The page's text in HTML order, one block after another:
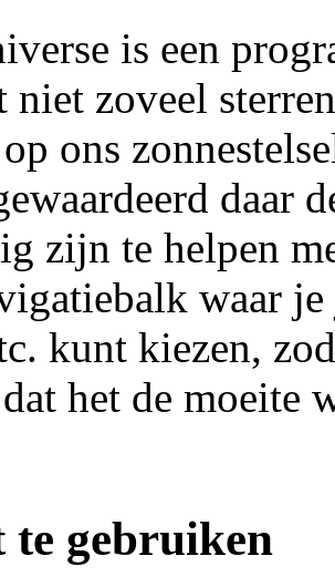
is een
niet zoveel
ons
daar
zijn te helpen
waar
kunt kiezen,
het de moeite
te gebruiken